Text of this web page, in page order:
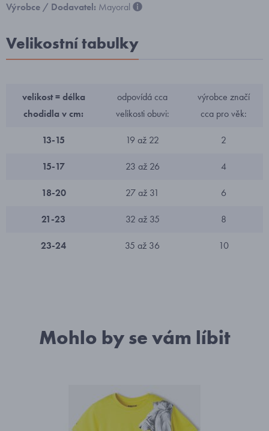
Výrobce / Dodavatel: Mayoral
Velikostní tabulky
velikost = délka
chodidla v cm:
odpovídá cca
velikosti obuvi:
výrobce značí
cca pro věk:
13-15 19 až 22 2
15-17 23 až 26 4
18-20 27 až 31 6
21-23 32 až 35 8
23-24 35 až 36 10
Mohlo by se vám líbit